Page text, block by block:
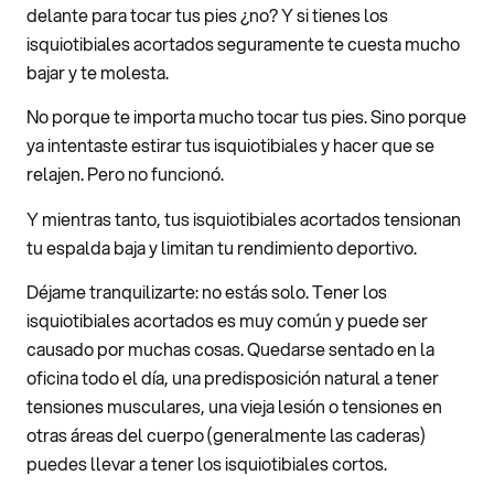
delante para tocar tus pies ¿no? Y si tienes los
isquiotibiales acortados seguramente te cuesta mucho
bajar y te molesta.
No porque te importa mucho tocar tus pies. Sino porque
ya intentaste estirar tus isquiotibiales y hacer que se
relajen. Pero no funcionó.
Y mientras tanto, tus isquiotibiales acortados tensionan
tu espalda baja y limitan tu rendimiento deportivo.
Déjame tranquilizarte: no estás solo. Tener los
isquiotibiales acortados es muy común y puede ser
causado por muchas cosas. Quedarse sentado en la
oficina todo el día, una predisposición natural a tener
tensiones musculares, una vieja lesión o tensiones en
otras áreas del cuerpo (generalmente las caderas)
puedes llevar a tener los isquiotibiales cortos.